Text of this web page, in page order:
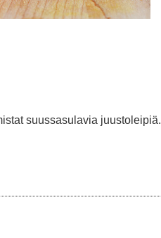
suussasulavia juustoleipiä.